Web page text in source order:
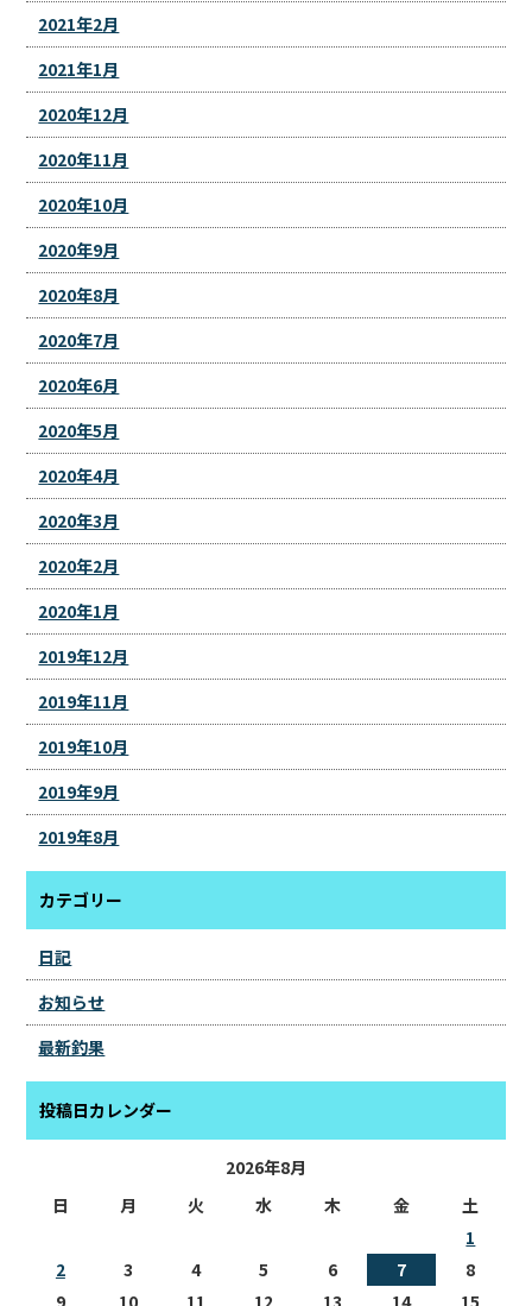
2021年2月
2021年1月
2020年12月
2020年11月
2020年10月
2020年9月
2020年8月
2020年7月
2020年6月
2020年5月
2020年4月
2020年3月
2020年2月
2020年1月
2019年12月
2019年11月
2019年10月
2019年9月
2019年8月
カテゴリー
日記
お知らせ
最新釣果
投稿日カレンダー
2026年8月
日
月 火 水 木 金
土
1
2
3 4 5 6 7
8
9
10 11 12 13 14 15